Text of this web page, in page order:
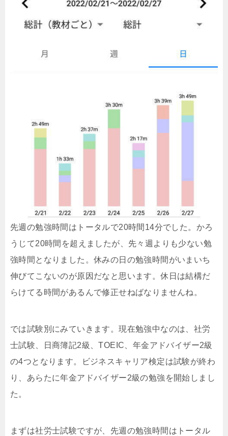
先週の勉強時間はトータルで20時間14分でした。かろ
うじて20時間を超えましたが、先々週よりも少ない勉
強時間となりました。休みの日の勉強時間がいまいち
伸びてこないのが原因だなと思います。休日は結構だ
らけてる時間があるんで修正せねばなりませんね。
では試験別にみていきます。現在勉強中なのは、社労
士試験、日商簿記2級、TOEIC、年金アドバイザー2級
の4つとなります。ビジネスキャリア検定は試験が終わ
り、あらたに年金アドバイザー2級の勉強を開始しまし
た。
まずは社労士試験ですが、先週の勉強時間はトータル